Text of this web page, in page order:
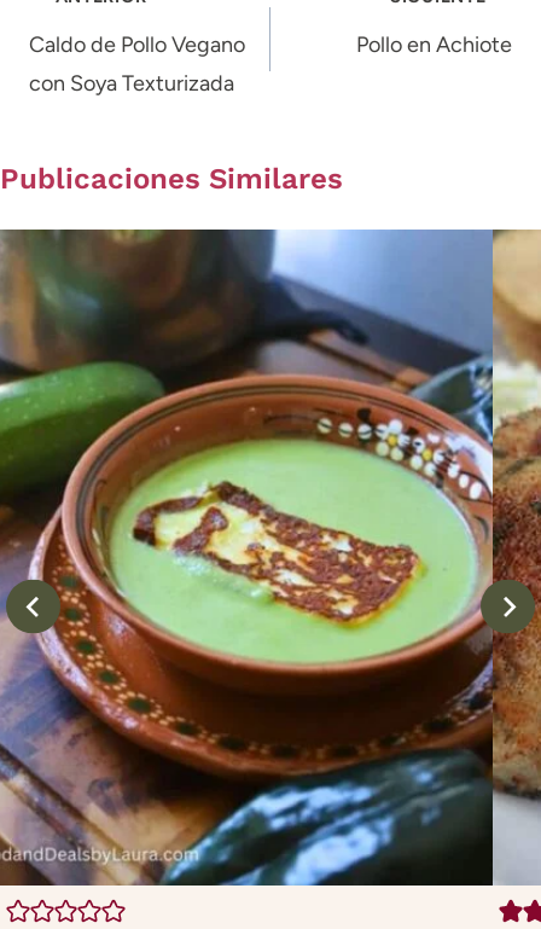
de
entradas
Caldo de Pollo Vegano
con Soya Texturizada
Pollo en Achiote
Publicaciones Similares